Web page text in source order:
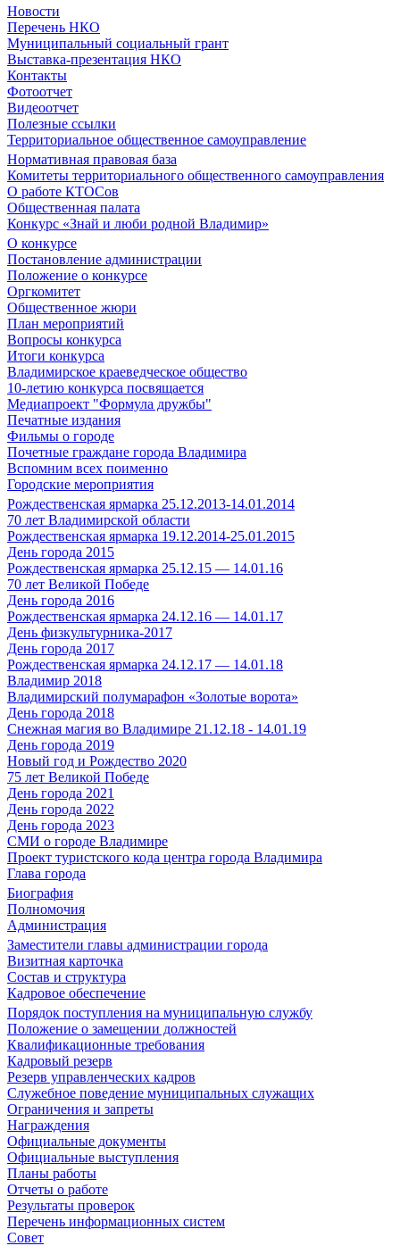
Новости
Перечень НКО
Муниципальный социальный грант
Выставка-презентация НКО
Контакты
Фотоотчет
Видеоотчет
Полезные ссылки
Территориальное общественное самоуправление
Нормативная правовая база
Комитеты территориального общественного самоуправления
О работе КТОСов
Общественная палата
Конкурс «Знай и люби родной Владимир»
О конкурсе
Постановление администрации
Положение о конкурсе
Оргкомитет
Общественное жюри
План мероприятий
Вопросы конкурса
Итоги конкурса
Владимирское краеведческое общество
10-летию конкурса посвящается
Медиапроект "Формула дружбы"
Печатные издания
Фильмы о городе
Почетные граждане города Владимира
Вспомним всех поименно
Городские мероприятия
Рождественская ярмарка 25.12.2013-14.01.2014
70 лет Владимирской области
Рождественская ярмарка 19.12.2014-25.01.2015
День города 2015
Рождественская ярмарка 25.12.15 — 14.01.16
70 лет Великой Победе
День города 2016
Рождественская ярмарка 24.12.16 — 14.01.17
День физкультурника-2017
День города 2017
Рождественская ярмарка 24.12.17 — 14.01.18
Владимир 2018
Владимирский полумарафон «Золотые ворота»
День города 2018
Снежная магия во Владимире 21.12.18 - 14.01.19
День города 2019
Новый год и Рождество 2020
75 лет Великой Победе
День города 2021
День города 2022
День города 2023
СМИ о городе Владимире
Проект туристского кода центра города Владимира
Глава города
Биография
Полномочия
Администрация
Заместители главы администрации города
Визитная карточка
Состав и структура
Кадровое обеспечение
Порядок поступления на муниципальную службу
Положение о замещении должностей
Квалификационные требования
Кадровый резерв
Резерв управленческих кадров
Служебное поведение муниципальных служащих
Ограничения и запреты
Награждения
Официальные документы
Официальные выступления
Планы работы
Отчеты о работе
Результаты проверок
Перечень информационных систем
Совет